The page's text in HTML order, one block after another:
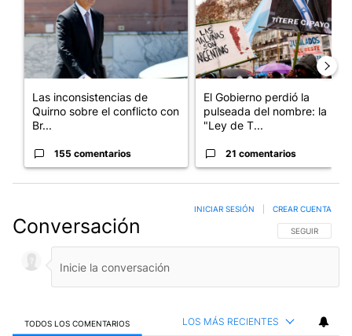
Las inconsistencias de
Quirno sobre el conflicto con
Br...
155 comentarios
El Gobierno perdió la
pulseada del nombre: la
"Ley de T...
21 comentarios
Conversación SIGA ESTA
SEGUIR
INICIAR SESIÓN CREAR CUENTA
TODOS LOS COMENTARIOS LOS MÁS RECIENTES